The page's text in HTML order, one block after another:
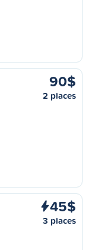
90$
2 places
45$
3 places